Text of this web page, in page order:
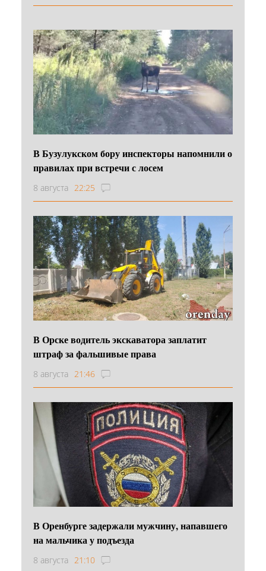
В Бузулукском бору инспекторы напомнили о
правилах при встречи с лосем
8 августа 22:25
В Орске водитель экскаватора заплатит
штраф за фальшивые права
8 августа 21:46
В Оренбурге задержали мужчину, напавшего
на мальчика у подъезда
8 августа 21:10